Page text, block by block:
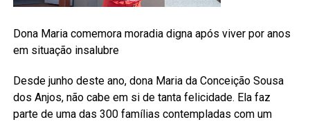
Dona Maria comemora moradia digna após viver por anos
em situação insalubre
Desde junho deste ano, dona Maria da Conceição Sousa
dos Anjos, não cabe em si de tanta felicidade. Ela faz
parte de uma das 300 famílias contempladas com um